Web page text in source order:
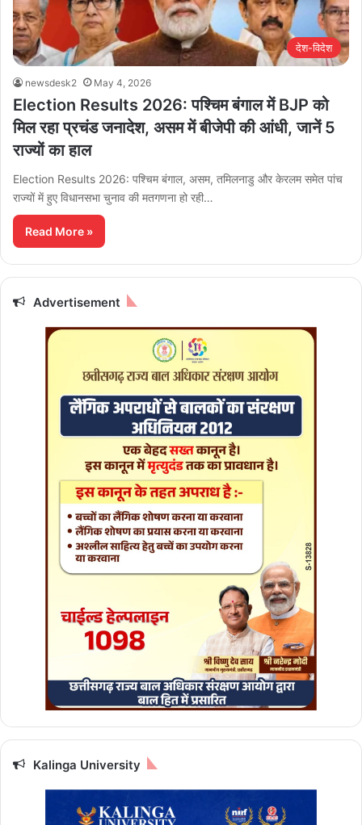
देश-विदेश
newsdesk2 May 4, 2026
Election Results 2026: पश्चिम बंगाल में BJP को
मिल रहा प्रचंड जनादेश, असम में बीजेपी की आंधी, जानें 5
राज्यों का हाल
Election Results 2026: पश्चिम बंगाल, असम, तमिलनाडु और केरलम समेत पांच
राज्यों में हुए विधानसभा चुनाव की मतगणना हो रही…
Read More »
Advertisement
Kalinga University